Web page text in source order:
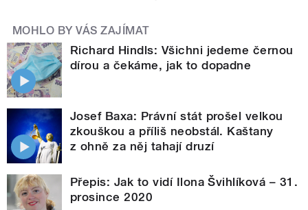
MOHLO BY VÁS ZAJÍMAT
Richard Hindls: Všichni jedeme černou
dírou a čekáme, jak to dopadne
Josef Baxa: Právní stát prošel velkou
zkouškou a příliš neobstál. Kaštany
z ohně za něj tahají druzí
Přepis: Jak to vidí Ilona Švihlíková – 31.
prosince 2020